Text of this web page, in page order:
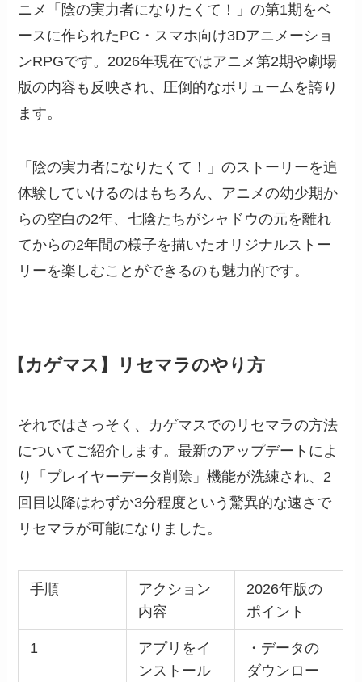
ニメ「陰の実力者になりたくて！」の第1期をベ
ースに作られたPC・スマホ向け3Dアニメーショ
ンRPGです。2026年現在ではアニメ第2期や劇場
版の内容も反映され、圧倒的なボリュームを誇り
ます。
「陰の実力者になりたくて！」のストーリーを追
体験していけるのはもちろん、アニメの幼少期か
らの空白の2年、七陰たちがシャドウの元を離れ
てからの2年間の様子を描いたオリジナルストー
リーを楽しむことができるのも魅力的です。
【カゲマス】リセマラのやり方
それではさっそく、カゲマスでのリセマラの方法
についてご紹介します。最新のアップデートによ
り「プレイヤーデータ削除」機能が洗練され、2
回目以降はわずか3分程度という驚異的な速さで
リセマラが可能になりました。
手順
アクション
内容
2026年版の
ポイント
1
アプリをイ
ンストール
・データの
ダウンロー